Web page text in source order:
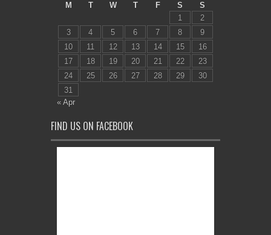
M
T W T F S
S
1
2
3
4 5 6 7 8
9
10
11 12 13 14 15
16
17
18 19 20 21 22
23
24
25 26 27 28 29
30
31
« Apr
FIND US ON FACEBOOK